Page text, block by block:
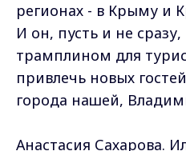
регионах - в Крыму и
И он, пусть и не
трамплином для
привлечь новых
города нашей,
Анастасия Сахарова.